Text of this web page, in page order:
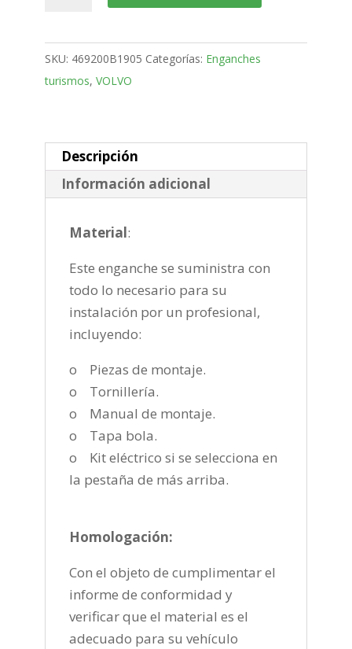
Bola
desmontable
horizontal
2007
cantidad
SKU: 469200B1905 Categorías: Enganches
turismos, VOLVO
Descripción
Información adicional
Material:
Este enganche se suministra con
todo lo necesario para su
instalación por un profesional,
incluyendo:
o Piezas de montaje.
o Tornillería.
o Manual de montaje.
o Tapa bola.
o Kit eléctrico si se selecciona en
la pestaña de más arriba.
Homologación:
Con el objeto de cumplimentar el
informe de conformidad y
verificar que el material es el
adecuado para su vehículo